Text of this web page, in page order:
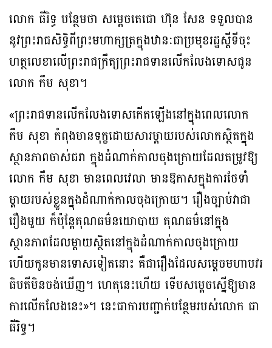
លោក ធីរិទ្ធ បន្ថែមថា សម្ដេចតេជោ ហ៊ុន សែន ទទួលបាន
នូវព្រះរាជសិទ្ធិពីព្រះមហាក្សត្រក្នុងឋានៈជាប្រមុខរដ្ឋស្តីទីចុះ
ហត្ថលេខាលើព្រះរាជក្រឹត្យព្រះរាជទានលើកលែងទោសជូន
លោក កឹម សុខា។
«ព្រះរាជទានលើកលែងទោសកើតឡើងនៅក្នុងពេលលោក
កឹម សុខា កំពុងមានទុក្ខដោយសារម្ដាយរបស់លោកស្ថិតក្នុង
ស្ថានភាពចាស់ជរា ក្នុងដំណាក់កាលចុងក្រោយដែលតម្រូវឱ្យ
លោក កឹម សុខា មានពេលវេលា មានឱកាសក្នុងការថែទាំ
ម្ដាយរបស់ខ្លួនក្នុងដំណាក់កាលចុងក្រោយ។ រឿងច្បាប់វាជា
រឿងមួយ ក៏ប៉ុន្តែគុណធម៌នយោបាយ គុណធម៌នៅក្នុង
ស្ថានភាពដែលម្ដាយស្ថិតនៅក្នុងដំណាក់កាលចុងក្រោយ
ហើយកូនមានទោសទៀតនោះ គឺជារឿងដែលសម្ដេចមហាបវរ
ធិបតីមិនចង់ឃើញ។ ហេតុនេះហើយ ទើបសម្តេចស្នើឱ្យមាន
ការលើកលែងនេះ»។ នេះជាការបញ្ជាក់បន្ថែមរបស់លោក ជា
ធីរិទ្ធ។